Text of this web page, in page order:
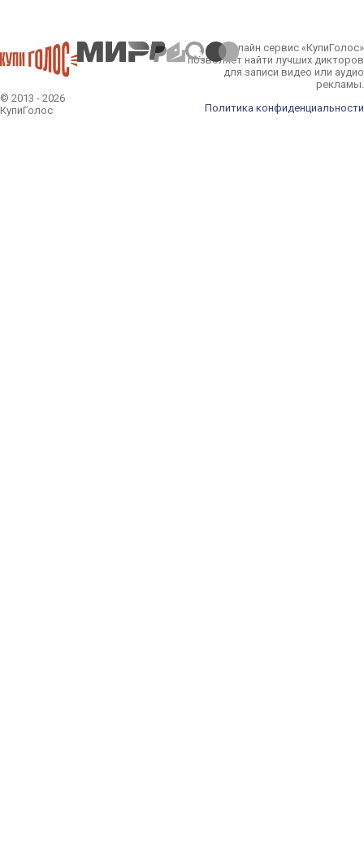
© 2013 - 2026
КупиГолос
Онлайн сервис «КупиГолос»
позволяет найти лучших дикторов
для записи видео или аудио
рекламы.
Политика конфиденциальности